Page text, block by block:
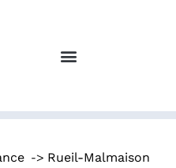
-> Rueil-Malmaison